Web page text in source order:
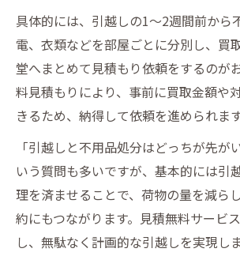
即日現金支払い対応の業者
コツ
石巻市不用品回収業者の信頼
方法
口コミや資格確認で悪質不用
回避
粗大ごみ持ち込みに迷わない効
不用品出張買取なら鑑定堂
いで手間削減
見積無料を活用し粗大ごみ持
具体的には、引越しの1～2週間前から
電、衣類などを部屋ごとに分別し、買
堂へまとめて見積もり依頼をするのが
料見積もりにより、事前に買取金額や
きるため、納得して依頼を進められます
「引越しと不用品処分はどっちが先が
いう質問も多いですが、基本的には引
理を済ませることで、荷物の量を減ら
約にもつながります。見積無料サービ
し、無駄なく計画的な引越しを実現し